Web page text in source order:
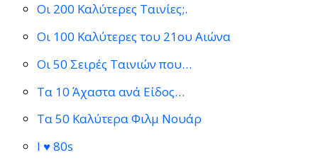
Οι 200 Καλύτερες Ταινίες;.
Οι 100 Καλύτερες του 21ου Αιώνα
Οι 50 Σειρές Ταινιών που…
Τα 10 Άχαστα ανά Είδος…
Τα 50 Καλύτερα Φιλμ Νουάρ
I ♥ 80s